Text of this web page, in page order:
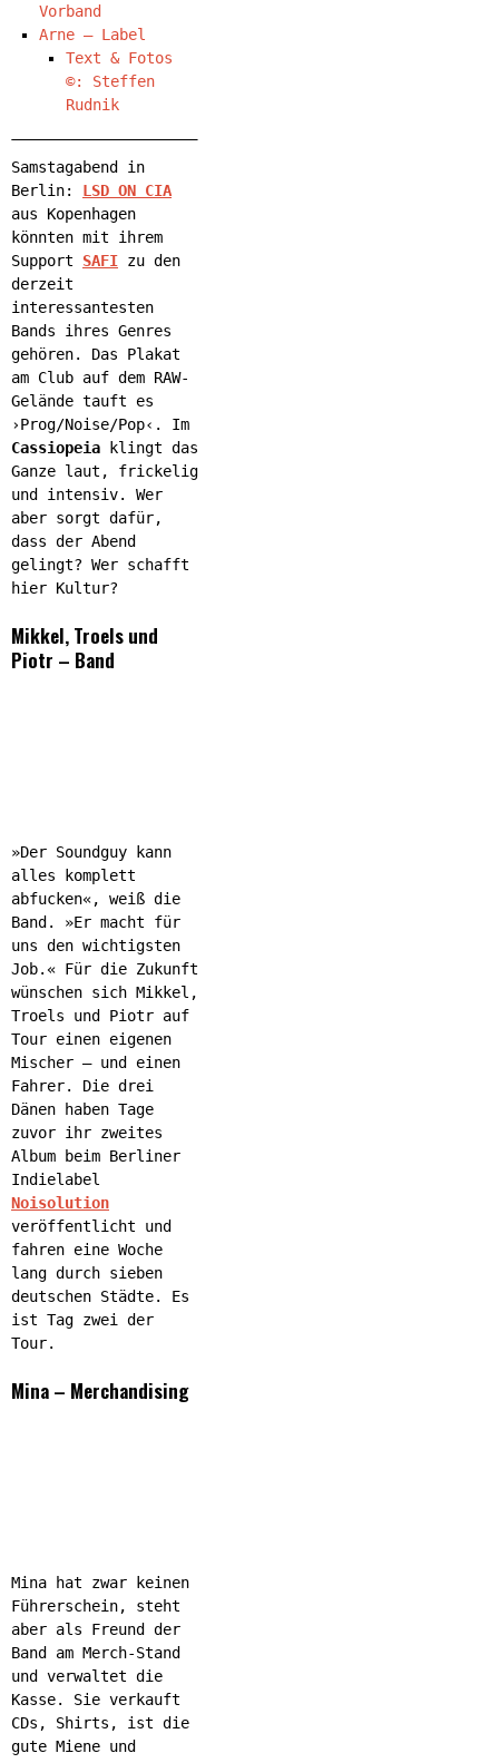
Vorband
Arne – Label
Text & Fotos
©: Steffen
Rudnik
Samstagabend in
Berlin: LSD ON CIA
aus Kopenhagen
könnten mit ihrem
Support SAFI zu den
derzeit
interessantesten
Bands ihres Genres
gehören. Das Plakat
am Club auf dem RAW-
Gelände tauft es
›Prog/Noise/Pop‹. Im
Cassiopeia klingt das
Ganze laut, frickelig
und intensiv. Wer
aber sorgt dafür,
dass der Abend
gelingt? Wer schafft
hier Kultur?
Mikkel, Troels und
Piotr – Band
»Der Soundguy kann
alles komplett
abfucken«, weiß die
Band. »Er macht für
uns den wichtigsten
Job.« Für die Zukunft
wünschen sich Mikkel,
Troels und Piotr auf
Tour einen eigenen
Mischer – und einen
Fahrer. Die drei
Dänen haben Tage
zuvor ihr zweites
Album beim Berliner
Indielabel
Noisolution
veröffentlicht und
fahren eine Woche
lang durch sieben
deutschen Städte. Es
ist Tag zwei der
Tour.
Mina – Merchandising
Mina hat zwar keinen
Führerschein, steht
aber als Freund der
Band am Merch-Stand
und verwaltet die
Kasse. Sie verkauft
CDs, Shirts, ist die
gute Miene und